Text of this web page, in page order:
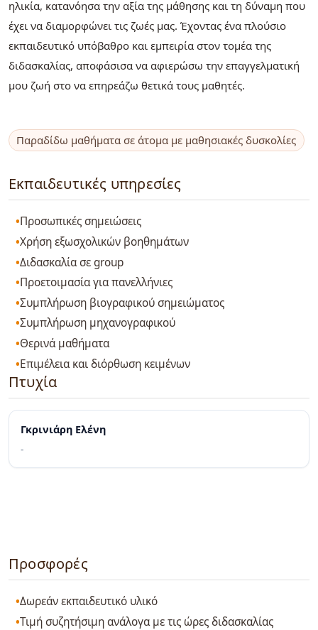
ηλικία, κατανόησα την αξία της μάθησης και τη δύναμη που
έχει να διαμορφώνει τις ζωές μας. Έχοντας ένα πλούσιο
εκπαιδευτικό υπόβαθρο και εμπειρία στον τομέα της
διδασκαλίας, αποφάσισα να αφιερώσω την επαγγελματική
μου ζωή στο να επηρεάζω θετικά τους μαθητές.
Παραδίδω μαθήματα σε άτομα με μαθησιακές δυσκολίες
Εκπαιδευτικές υπηρεσίες
Προσωπικές σημειώσεις
Χρήση εξωσχολικών βοηθημάτων
Διδασκαλία σε group
Προετοιμασία για πανελλήνιες
Συμπλήρωση βιογραφικού σημειώματος
Συμπλήρωση μηχανογραφικού
Θερινά μαθήματα
Επιμέλεια και διόρθωση κειμένων
Πτυχία
Γκρινιάρη Ελένη
-
Προσφορές
Δωρεάν εκπαιδευτικό υλικό
Τιμή συζητήσιμη ανάλογα με τις ώρες διδασκαλίας